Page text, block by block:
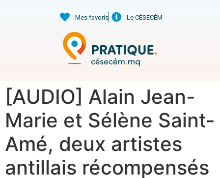
Mes favoris Le CÉSECÉM
[AUDIO] Alain Jean-
Marie et Sélène Saint-
Amé, deux artistes
antillais récompensés